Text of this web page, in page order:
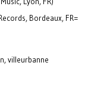
Bordeaux, FR=
villeurbanne